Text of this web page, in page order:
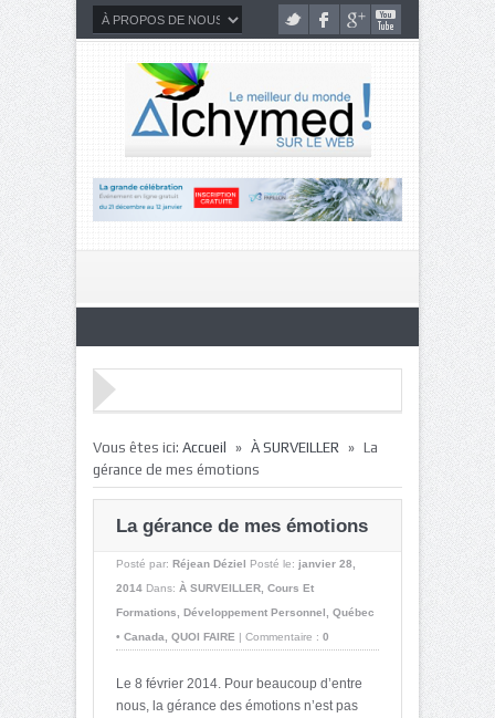
Vous êtes ici: Accueil » À SURVEILLER » La
gérance de mes émotions
La gérance de mes émotions
Posté par: Réjean Déziel Posté le: janvier 28,
2014 Dans: À SURVEILLER Cours Et
Formations
Développement Personnel
Québec
• Canada
QUOI FAIRE | Commentaire : 0
Le 8 février 2014. Pour beaucoup d’entre
nous, la gérance des émotions n’est pas